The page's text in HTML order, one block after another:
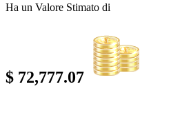
Ha un Valore Stimato di
$ 72,777.07